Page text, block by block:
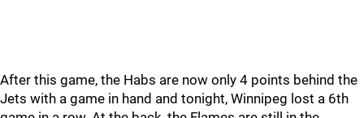
After this game, the Habs are now only 4 points behind the
Jets with a game in hand and tonight, Winnipeg lost a 6th